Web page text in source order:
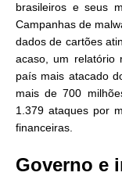
brasileiros e seus
Campanhas de
dados de cartões
acaso, um relatório
país mais atacado
mais de 700
1.379 ataques por
financeiras.
Governo e